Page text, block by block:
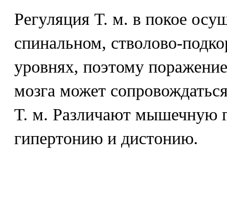
Регуляция Т. м. в покое
спинальном, стволово-
уровнях, поэтому
мозга может
Т. м. Различают мышечную
гипертонию и дистонию.